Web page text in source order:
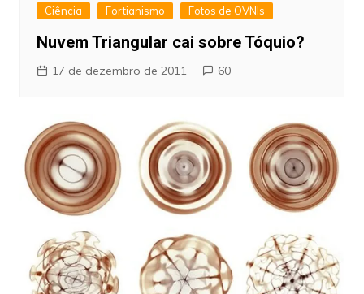
Ciência Fortianismo Fotos de OVNIs
Nuvem Triangular cai sobre Tóquio?
17 de dezembro de 2011 60